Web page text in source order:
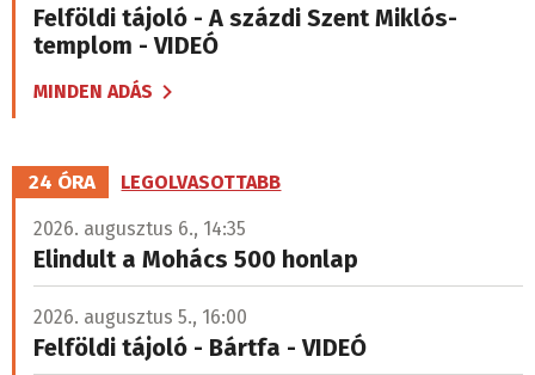
Felföldi tájoló - A százdi Szent Miklós-
templom - VIDEÓ
MINDEN ADÁS
24 ÓRA LEGOLVASOTTABB
2026. augusztus 6., 14:35
Elindult a Mohács 500 honlap
2026. augusztus 5., 16:00
Felföldi tájoló - Bártfa - VIDEÓ